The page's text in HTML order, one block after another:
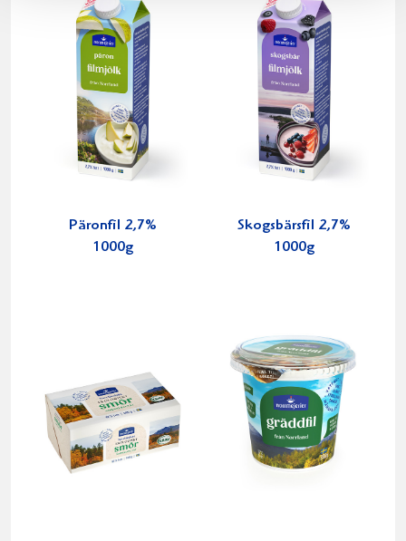
Päronfil 2,7%
1000g
Skogsbärsfil 2,7%
1000g